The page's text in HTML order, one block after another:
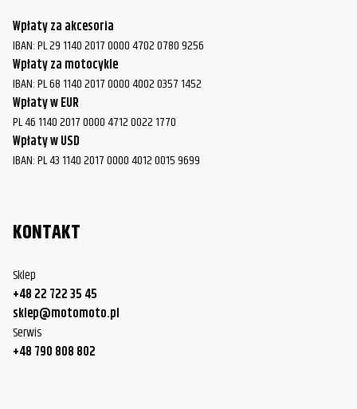
Wpłaty za akcesoria
IBAN: PL 29 1140 2017 0000 4702 0780 9256
Wpłaty za motocykle
IBAN: PL 68 1140 2017 0000 4002 0357 1452
Wpłaty w EUR
PL 46 1140 2017 0000 4712 0022 1770
Wpłaty w USD
IBAN: PL 43 1140 2017 0000 4012 0015 9699
KONTAKT
Sklep
+48 22 722 35 45
sklep@motomoto.pl
Serwis
+48 790 808 802